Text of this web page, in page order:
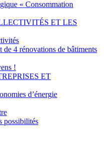
« Consommation
ET LES
de 4 rénovations de bâtiments
!
ET
d’énergie
possibilités